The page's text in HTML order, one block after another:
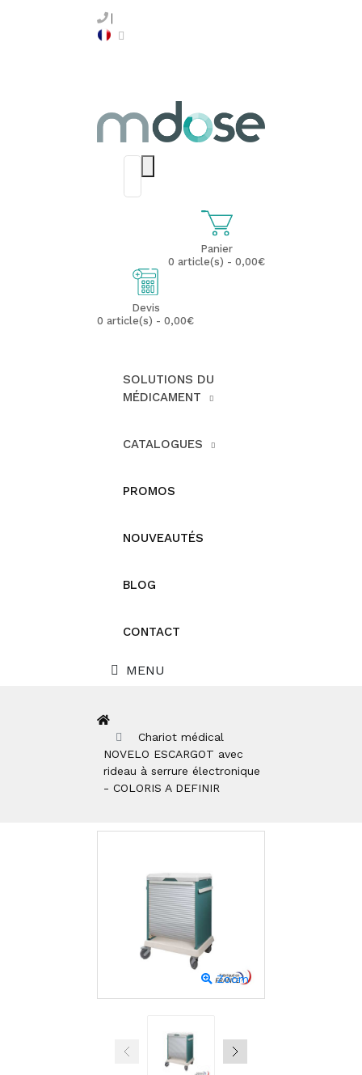
Panier
0 article(s) - 0,00€
Devis
0 article(s) - 0,00€
SOLUTIONS DU
MÉDICAMENT
CATALOGUES
PROMOS
NOUVEAUTÉS
BLOG
CONTACT
MENU
Chariot médical
NOVELO ESCARGOT avec
rideau à serrure électronique
- COLORIS A DEFINIR
Zoom